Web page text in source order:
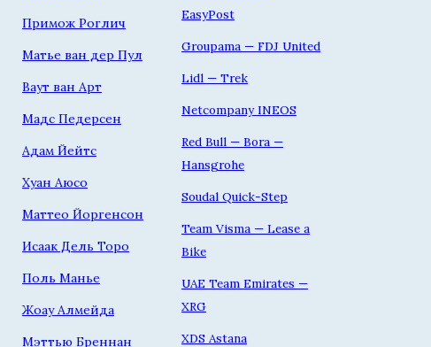
Примож Роглич
Матье ван дер Пул
Ваут ван Арт
Мадс Педерсен
Адам Йейтс
Хуан Аюсо
Маттео Йоргенсон
Исаак Дель Торо
Поль Манье
Жоау Алмейда
Мэттью Бреннан
EasyPost
Groupama — FDJ United
Lidl — Trek
Netcompany INEOS
Red Bull — Bora —
Hansgrohe
Soudal Quick-Step
Team Visma — Lease a
Bike
UAE Team Emirates —
XRG
XDS Astana